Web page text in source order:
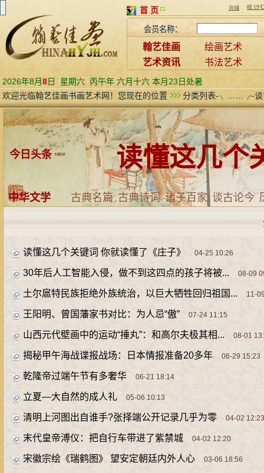
首 页
会员名称：
翰艺佳画
绘画艺术
艺术资讯
书法艺术
2026年8月8日 星期六 丙午年 六月十六 本月23日处暑
欢迎光临翰艺佳画书画艺术网！您现在的位置
分类列表-╮……╭-谈
今日头条 读懂这几个
中华文学 古典名篇 古典诗词 诸子百家 谈古论今
读懂这几个关键词 你就读懂了《庄子》 04-25 10:26
30年后人工智能入侵，做不到这四点的孩子将被... 08-09
土尔扈特民族拒绝外族统治，以巨大牺牲回归祖国... 11-
王阳明、曾国藩家书对比：为人忌“傲” 07-24 11:15
山西元代壁画中的运动“捶丸”：和高尔夫极其相... 08-01
揭秘甲午海战谍报战场：日本情报准备20多年 06-29 15:23
乾隆帝过端午节有多奢华 06-21 18:14
立夏—大自然的成人礼 05-06 10:13
清明上河图出自谁手?张择端公开记录几乎为零 04-02 12:23
末代皇帝溥仪：把自行车带进了紫禁城 04-02 12:20
宋徽宗绘《瑞鹤图》 望安定朝廷内外人心 03-06 18:56